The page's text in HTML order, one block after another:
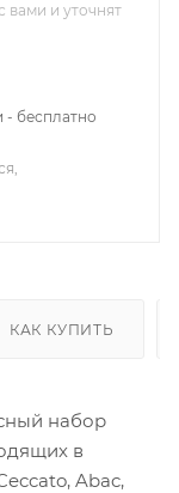
вами и уточнят
- бесплатно
КАК КУПИТЬ
набор
в
Abac,